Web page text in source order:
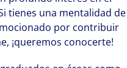
tienes una mentalidad de
por contribuir
¡queremos conocerte!